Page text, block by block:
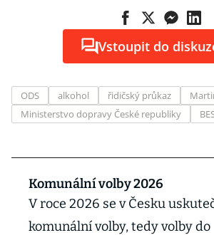
Vstoupit do
ODS alkohol řidičský průkaz
Ministerstvo dopravy České republiky
Komunální volby 2026
V roce 2026 se v Česku
komunální volby, tedy volby do